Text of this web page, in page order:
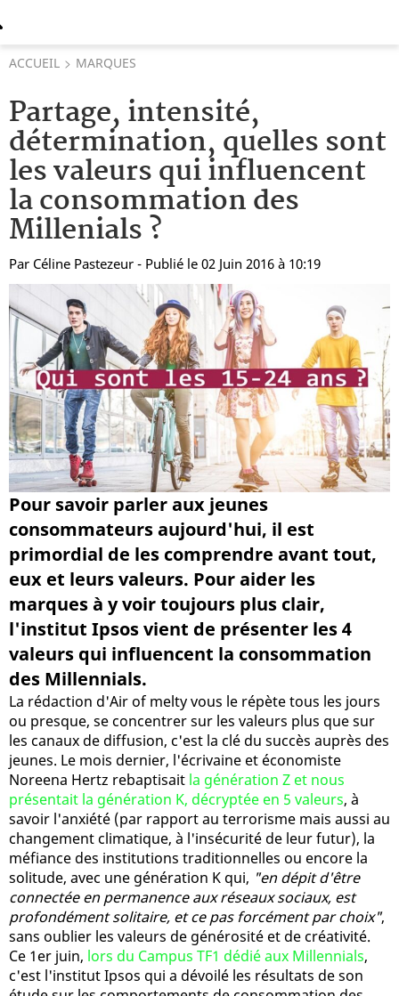
ACCUEIL MARQUES
Partage, intensité,
détermination, quelles sont
les valeurs qui influencent
la consommation des
Millenials ?
Par Céline Pastezeur - Publié le 02 Juin 2016 à 10:19
Pour savoir parler aux jeunes
consommateurs aujourd'hui, il est
primordial de les comprendre avant tout,
eux et leurs valeurs. Pour aider les
marques à y voir toujours plus clair,
l'institut Ipsos vient de présenter les 4
valeurs qui influencent la consommation
des Millennials.
La rédaction d'Air of melty vous le répète tous les jours
ou presque, se concentrer sur les valeurs plus que sur
les canaux de diffusion, c'est la clé du succès auprès des
jeunes. Le mois dernier, l'écrivaine et économiste
Noreena Hertz rebaptisait la génération Z et nous
présentait la génération K, décryptée en 5 valeurs, à
savoir l'anxiété (par rapport au terrorisme mais aussi au
changement climatique, à l'insécurité de leur futur), la
méfiance des institutions traditionnelles ou encore la
solitude, avec une génération K qui, "en dépit d'être
connectée en permanence aux réseaux sociaux, est
profondément solitaire, et ce pas forcément par choix",
sans oublier les valeurs de générosité et de créativité.
Ce 1er juin, lors du Campus TF1 dédié aux Millennials,
c'est l'institut Ipsos qui a dévoilé les résultats de son